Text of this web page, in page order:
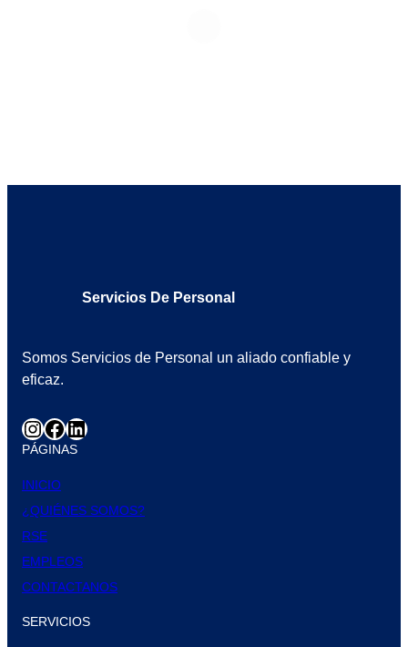
Servicios De Personal
Somos Servicios de Personal un aliado confiable y
eficaz.
PÁGINAS
INICIO
¿QUIÉNES SOMOS?
RSE
EMPLEOS
CONTACTANOS
SERVICIOS